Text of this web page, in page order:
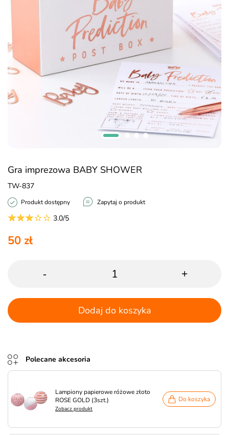
Gra imprezowa BABY SHOWER
TW-837
Produkt dostępny Zapytaj o produkt
3.0/5
50 zł
- +
Dodaj do koszyka
Polecane akcesoria
Lampiony papierowe różowe złoto
ROSE GOLD (3szt.)
Zobacz produkt
Do koszyka